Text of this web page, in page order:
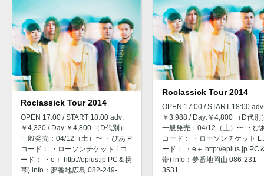
Roclassick Tour 2014
OPEN 17:00 / START 18:00 adv:
￥4,320 / Day:￥4,800 （D代別）
一般発売：04/12（土）〜 ・ぴあ P
コード： ・ローソンチケット Lコ
ード： ・e＋ http://eplus.jp PC＆携
帯) info：夢番地広島 082-249-
Roclassick Tour 2014
OPEN 17:00 / START 18:00
￥3,988 / Day:￥4,800 （D代別
一般発売：04/12（土）〜 ・ぴ
コード： ・ローソンチケット L
ード： ・e＋ http://eplus.jp PC
帯) info：夢番地岡山 086-231-
3531 ...